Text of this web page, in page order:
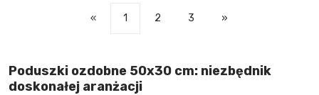
« 1 2 3 »
Poduszki ozdobne 50x30 cm: niezbędnik
doskonałej aranżacji